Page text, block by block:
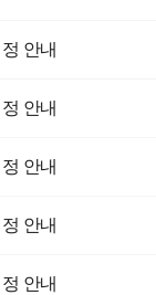
안내
안내
안내
안내
안내